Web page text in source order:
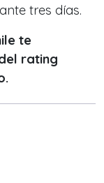
tres días.
te
rating